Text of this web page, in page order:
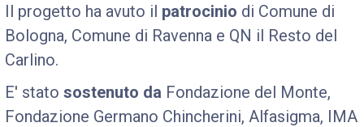
Il progetto ha avuto il patrocinio di Comune di
Bologna, Comune di Ravenna e QN il Resto del
Carlino.
E' statosostenuto da Fondazione del Monte,
Fondazione Germano Chincherini, Alfasigma, IMA